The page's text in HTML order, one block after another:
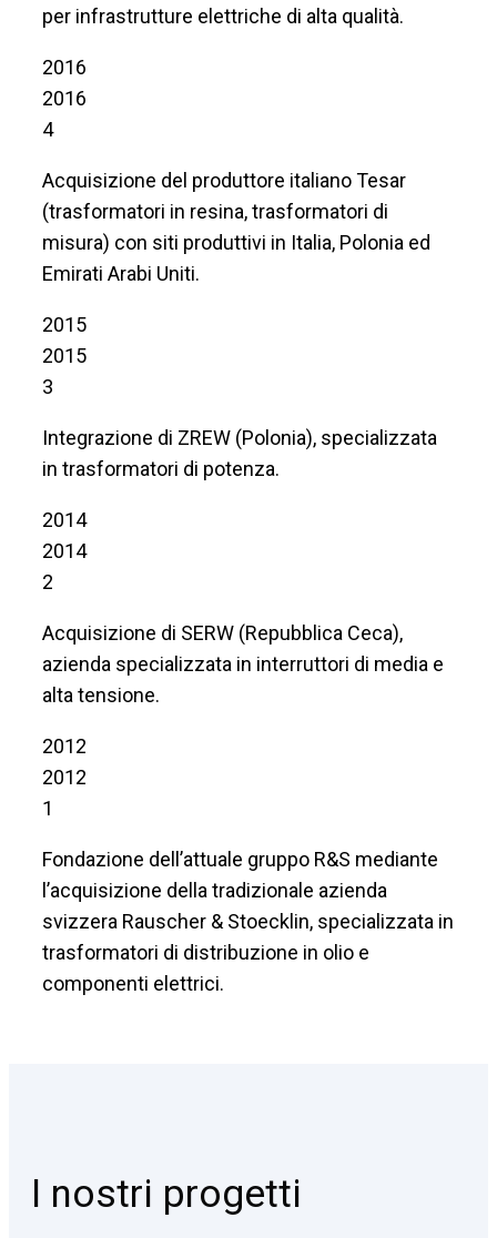
per infrastrutture elettriche di alta qualità.
2016
2016
4
Acquisizione del produttore italiano Tesar
(trasformatori in resina, trasformatori di
misura) con siti produttivi in Italia, Polonia ed
Emirati Arabi Uniti.
2015
2015
3
Integrazione di ZREW (Polonia), specializzata
in trasformatori di potenza.
2014
2014
2
Acquisizione di SERW (Repubblica Ceca),
azienda specializzata in interruttori di media e
alta tensione.
2012
2012
1
Fondazione dell’attuale gruppo R&S mediante
l’acquisizione della tradizionale azienda
svizzera Rauscher & Stoecklin, specializzata in
trasformatori di distribuzione in olio e
componenti elettrici.
I nostri progetti